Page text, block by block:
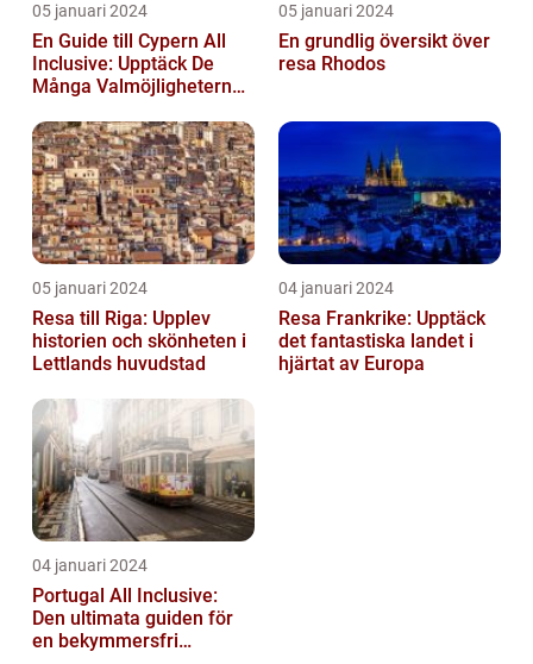
05 januari 2024
En Guide till Cypern All
Inclusive: Upptäck De
Många Valmöjligheterna
Semester...
05 januari 2024
En grundlig översikt över
resa Rhodos
05 januari 2024
Resa till Riga: Upplev
historien och skönheten i
Lettlands huvudstad
04 januari 2024
Resa Frankrike: Upptäck
det fantastiska landet i
hjärtat av Europa
04 januari 2024
Portugal All Inclusive:
Den ultimata guiden för
en bekymmersfri